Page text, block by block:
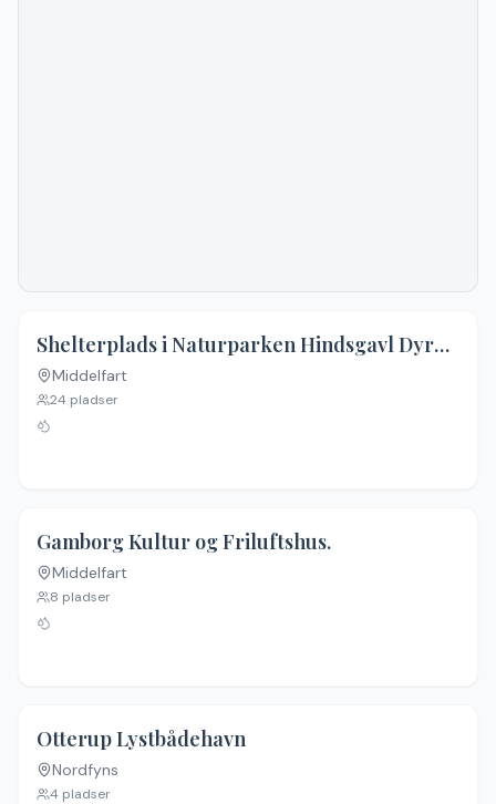
4.5(104Shelterplads i Naturparken Hindsgavl Dyrehave
Middelfart
24 pladser
Gamborg Kultur og Friluftshus.
Middelfart
8 pladser
Otterup Lystbådehavn
Nordfyns
4 pladser